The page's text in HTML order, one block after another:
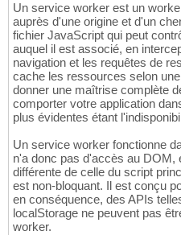
Un service worker est un
auprès d'une origine et d'un
fichier JavaScript qui peut
auquel il est associé, en
navigation et les requêtes de
cache les ressources selon
donner une maîtrise complète
comporter votre application
plus évidentes étant
Un service worker fonctionne
n'a donc pas d'accès au DOM,
différente de celle du script
est non-bloquant. Il est conçu
en conséquence, des APIs
localStorage ne peuvent pas
worker.